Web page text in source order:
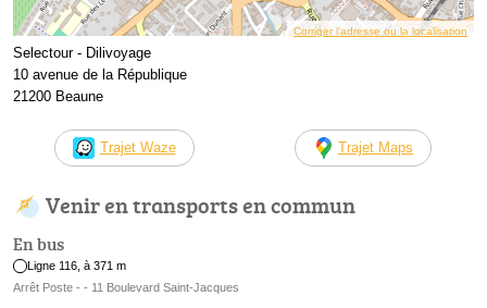
Corriger l’adresse ou la localisation
Selectour - Dilivoyage
10 avenue de la République
21200 Beaune
Trajet Waze Trajet Maps
Venir en transports en commun
En bus
Ligne 116, à 371 m
Arrêt Poste - - 11 Boulevard Saint-Jacques